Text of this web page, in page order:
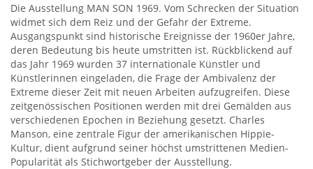
Die Ausstellung MAN SON 1969. Vom Schrecken der Situation
widmet sich dem Reiz und der Gefahr der Extreme.
Ausgangspunkt sind historische Ereignisse der 1960er Jahre,
deren Bedeutung bis heute umstritten ist. Rückblickend auf
das Jahr 1969 wurden 37 internationale Künstler und
Künstlerinnen eingeladen, die Frage der Ambivalenz der
Extreme dieser Zeit mit neuen Arbeiten aufzugreifen. Diese
zeitgenössischen Positionen werden mit drei Gemälden aus
verschiedenen Epochen in Beziehung gesetzt. Charles
Manson, eine zentrale Figur der amerikanischen Hippie-
Kultur, dient aufgrund seiner höchst umstrittenen Medien-
Popularität als Stichwortgeber der Ausstellung.